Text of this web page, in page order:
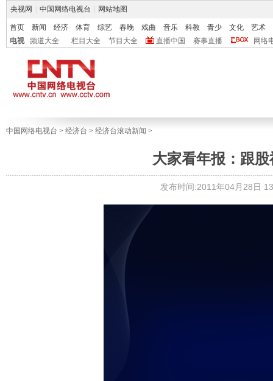
央视网 中国网络电视台 网站地图
首页 新闻 经济 体育 综艺 春晚 戏曲 音乐 科教 青少 文化
艺术
电视
频道大全 栏目大全 节目大全 直播中国 赛事直播 网络
中国网络电视台 > 经济台 > 经济台滚动新闻 >
大家看年报：跟
发布时间:2011年04月28日